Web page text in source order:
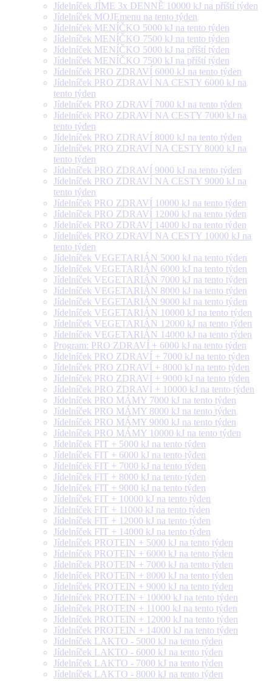
Jídelníček JÍME 3x DENNĚ 10000 kJ na příští týden
Jídelníček MOJEmenu na tento týden
Jídelníček MENÍČKO 5000 kJ na tento týden
Jídelníček MENÍČKO 7500 kJ na tento týden
Jídelníček MENÍČKO 5000 kJ na příští týden
Jídelníček MENÍČKO 7500 kJ na příští týden
Jídelníček PRO ZDRAVÍ 6000 kJ na tento týden
Jídelníček PRO ZDRAVÍ NA CESTY 6000 kJ na
tento týden
Jídelníček PRO ZDRAVÍ 7000 kJ na tento týden
Jídelníček PRO ZDRAVÍ NA CESTY 7000 kJ na
tento týden
Jídelníček PRO ZDRAVÍ 8000 kJ na tento týden
Jídelníček PRO ZDRAVÍ NA CESTY 8000 kJ na
tento týden
Jídelníček PRO ZDRAVÍ 9000 kJ na tento týden
Jídelníček PRO ZDRAVÍ NA CESTY 9000 kJ na
tento týden
Jídelníček PRO ZDRAVÍ 10000 kJ na tento týden
Jídelníček PRO ZDRAVÍ 12000 kJ na tento týden
Jídelníček PRO ZDRAVÍ 14000 kJ na tento týden
Jídelníček PRO ZDRAVÍ NA CESTY 10000 kJ na
tento týden
Jídelníček VEGETARIÁN 5000 kJ na tento týden
Jídelníček VEGETARIÁN 6000 kJ na tento týden
Jídelníček VEGETARIÁN 7000 kJ na tento týden
Jídelníček VEGETARIÁN 8000 kJ na tento týden
Jídelníček VEGETARIÁN 9000 kJ na tento týden
Jídelníček VEGETARIÁN 10000 kJ na tento týden
Jídelníček VEGETARIÁN 12000 kJ na tento týden
Jídelníček VEGETARIÁN 14000 kJ na tento týden
Program: PRO ZDRAVÍ + 6000 kJ na tento týden
Jídelníček PRO ZDRAVÍ + 7000 kJ na tento týden
Jídelníček PRO ZDRAVÍ + 8000 kJ na tento týden
Jídelníček PRO ZDRAVÍ + 9000 kJ na tento týden
Jídelníček PRO ZDRAVÍ + 10000 kJ na tento týden
Jídelníček PRO MÁMY 7000 kJ na tento týden
Jídelníček PRO MÁMY 8000 kJ na tento týden
Jídelníček PRO MÁMY 9000 kJ na tento týden
Jídelníček PRO MÁMY 10000 kJ na tento týden
Jídelníček FIT + 5000 kJ na tento týden
Jídelníček FIT + 6000 kJ na tento týden
Jídelníček FIT + 7000 kJ na tento týden
Jídelníček FIT + 8000 kJ na tento týden
Jídelníček FIT + 9000 kJ na tento týden
Jídelníček FIT + 10000 kJ na tento týden
Jídelníček FIT + 11000 kJ na tento týden
Jídelníček FIT + 12000 kJ na tento týden
Jídelníček FIT + 14000 kJ na tento týden
Jídelníček PROTEIN + 5000 kJ na tento týden
Jídelníček PROTEIN + 6000 kJ na tento týden
Jídelníček PROTEIN + 7000 kJ na tento týden
Jídelníček PROTEIN + 8000 kJ na tento týden
Jídelníček PROTEIN + 9000 kJ na tento týden
Jídelníček PROTEIN + 10000 kJ na tento týden
Jídelníček PROTEIN + 11000 kJ na tento týden
Jídelníček PROTEIN + 12000 kJ na tento týden
Jídelníček PROTEIN + 14000 kJ na tento týden
Jídelníček LAKTO - 5000 kJ na tento týden
Jídelníček LAKTO - 6000 kJ na tento týden
Jídelníček LAKTO - 7000 kJ na tento týden
Jídelníček LAKTO - 8000 kJ na tento týden